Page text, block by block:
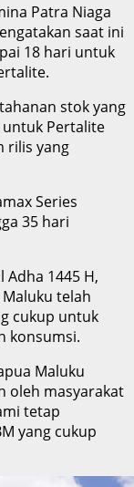
Patra Niaga
saat ini
18 hari untuk
stok yang
untuk Pertalite
rilis yang
Series
35 hari
1445 H,
telah
cukup untuk
konsumsi.
Maluku
oleh masyarakat
tetap
yang cukup